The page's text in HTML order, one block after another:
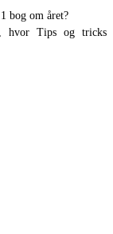
bog om året?
hvor Tips og tricks